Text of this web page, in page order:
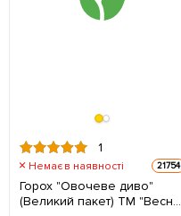
1
Немає в наявності 21754
Горох "Овочеве диво"
(Великий пакет) ТМ "Весна"